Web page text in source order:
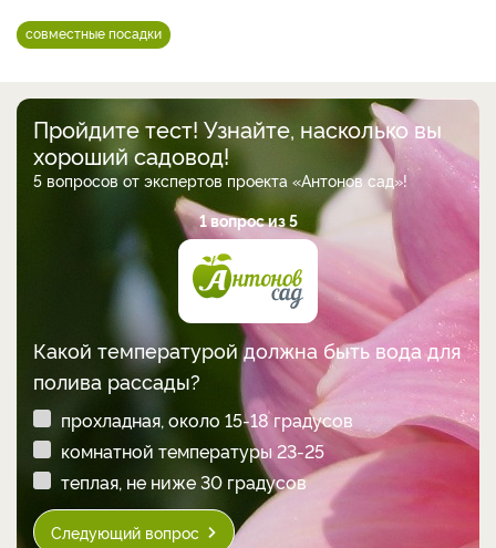
совместные посадки
Пройдите тест! Узнайте, насколько вы
хороший садовод!
5 вопросов от экспертов проекта «Антонов сад»!
1 вопрос из 5
Какой температурой должна быть вода для
полива рассады?
прохладная, около 15-18 градусов
комнатной температуры 23-25
теплая, не ниже 30 градусов
Следующий вопрос